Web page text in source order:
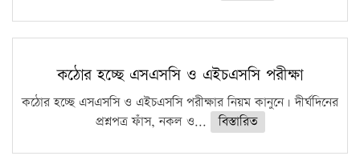
কঠোর হচ্ছে এসএসসি ও এইচএসসি পরীক্ষা
কঠোর হচ্ছে এসএসসি ও এইচএসসি পরীক্ষার নিয়ম কানুনে। দীর্ঘদিনের
প্রশ্নপত্র ফাঁস, নকল ও...
বিস্তারিত